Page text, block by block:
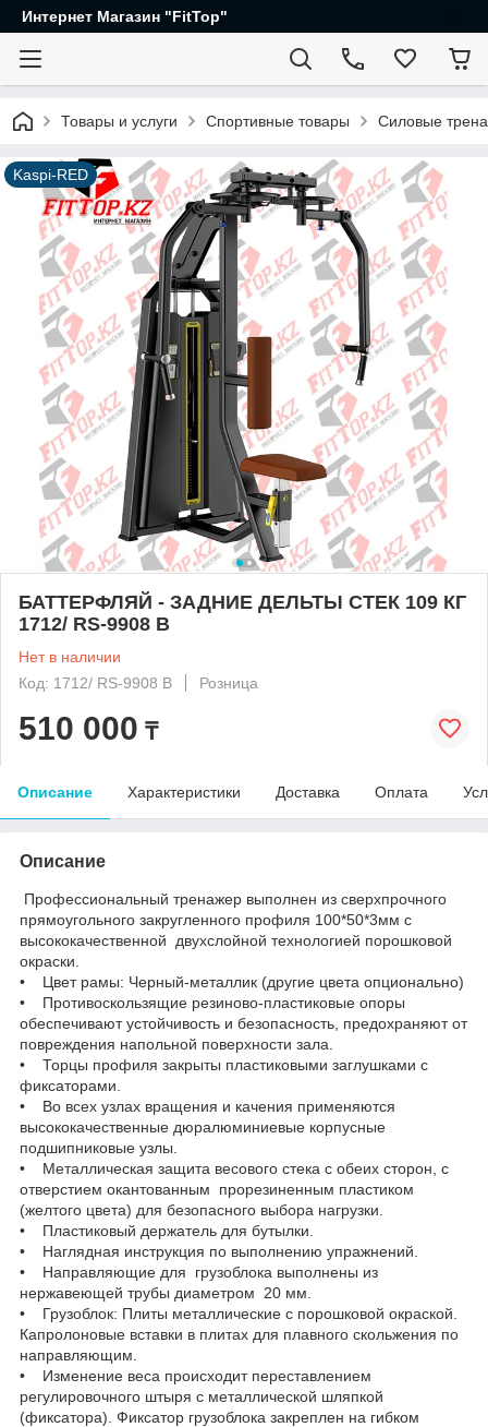
Интернет Магазин "FitTop"
Товары и услуги Спортивные товары Силовые
Kaspi-RED
БАТТЕРФЛЯЙ - ЗАДНИЕ ДЕЛЬТЫ СТЕК 109 КГ
1712/ RS-9908 B
Нет в наличии
Код: 1712/ RS-9908 B
Розница
510 000 ₸
Описание Характеристики Доставка Оплата
Описание
Профессиональный тренажер выполнен из сверхпрочного
прямоугольного закругленного профиля 100*50*3мм с
высококачественной двухслойной технологией порошковой
окраски.
• Цвет рамы: Черный-металлик (другие цвета опционально)
• Противоскользящие резиново-пластиковые опоры
обеспечивают устойчивость и безопасность, предохраняют от
повреждения напольной поверхности зала.
• Торцы профиля закрыты пластиковыми заглушками с
фиксаторами.
• Во всех узлах вращения и качения применяются
высококачественные дюралюминиевые корпусные
подшипниковые узлы.
• Металлическая защита весового стека с обеих сторон, с
отверстием окантованным прорезиненным пластиком
(желтого цвета) для безопасного выбора нагрузки.
• Пластиковый держатель для бутылки.
• Наглядная инструкция по выполнению упражнений.
• Направляющие для грузоблока выполнены из
нержавеющей трубы диаметром 20 мм.
• Грузоблок: Плиты металлические с порошковой окраской.
Капролоновые вставки в плитах для плавного скольжения по
направляющим.
• Изменение веса происходит переставлением
регулировочного штыря с металлической шляпкой
(фиксатора). Фиксатор грузоблока закреплен на гибком